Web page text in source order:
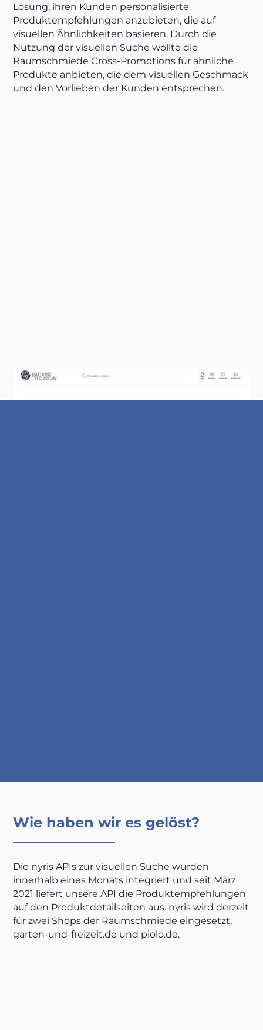
Lösung, ihren Kunden personalisierte
Produktempfehlungen anzubieten, die auf
visuellen Ähnlichkeiten basieren. Durch die
Nutzung der visuellen Suche wollte die
Raumschmiede Cross-Promotions für ähnliche
Produkte anbieten, die dem visuellen Geschmack
und den Vorlieben der Kunden entsprechen.
Wie haben wir es gelöst?
Die nyris APIs zur visuellen Suche wurden
innerhalb eines Monats integriert und seit März
2021 liefert unsere API die Produktempfehlungen
auf den Produktdetailseiten aus. nyris wird derzeit
für zwei Shops der Raumschmiede eingesetzt,
garten-und-freizeit.de und piolo.de.